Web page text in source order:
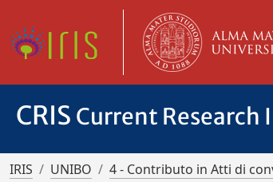
CRIS Current
IRIS UNIBO 4 - Contributo in Atti di